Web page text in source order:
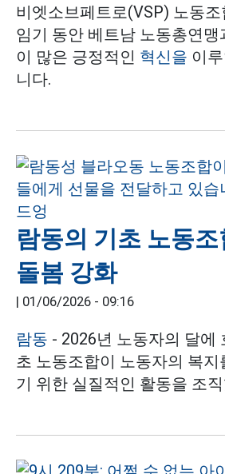
비엣소브페트로(VSP) 노동
임기 동안 베트남 노동총연
이 많은 긍정적인 혁신을 이
니다.
람동의 기초 노동
돌봄 강화
| 01/06/2026 - 09:16
람동 - 2026년 노동자의 달에
초 노동조합이 노동자의 복
기 위한 실질적인 활동을 조